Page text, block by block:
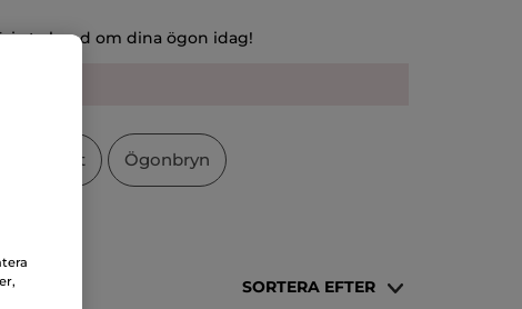
ta hand om dina ögon idag!
Ögonbryn
SORTERA EFTER